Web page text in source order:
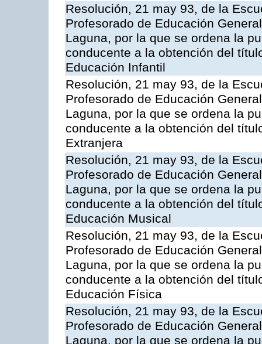
Resolución, 21 may 93, de la
Profesorado de Educación
Laguna, por la que se ordena la
conducente a la obtención del
Educación Infantil
Resolución, 21 may 93, de la
Profesorado de Educación
Laguna, por la que se ordena la
conducente a la obtención del
Extranjera
Resolución, 21 may 93, de la
Profesorado de Educación
Laguna, por la que se ordena la
conducente a la obtención del
Educación Musical
Resolución, 21 may 93, de la
Profesorado de Educación
Laguna, por la que se ordena la
conducente a la obtención del
Educación Física
Resolución, 21 may 93, de la
Profesorado de Educación
Laguna, por la que se ordena la